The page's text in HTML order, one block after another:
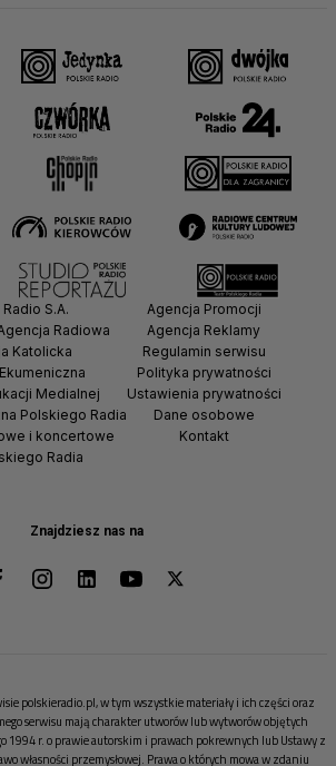
Znajdziesz nas na
S.A.
Radiowa
Katolicka
Medialnej
Polskiego Radia
i koncertowe
Radia
Agencja Promocji
Agencja Reklamy
Regulamin serwisu
Polityka prywatności
Ustawienia prywatności
Dane osobowe
Kontakt
polskieradio.pl, w tym wszystkie materiały i ich części oraz
serwisu mają charakter utworów lub wytworów objętych
1994 r. o prawie autorskim i prawach pokrewnych lub Ustawy z
własności przemysłowej. Prawa o których mowa w zdaniu